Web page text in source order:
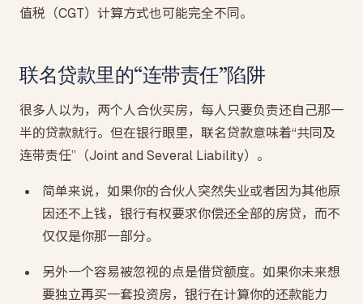
值税（CGT）计算方式也可能完全不同。
联名贷款里的“连带责任”陷阱
很多人以为，两个人合伙买房，每人只要负责还自己那一
半的贷款就行。但在银行眼里，联名贷款意味着“共同及
连带责任”（Joint and Several Liability）。
简单来说，如果你的合伙人突然失业或者因为其他原
因还不上钱，银行有权要求你偿还全部的房贷，而不
仅仅是你那一部分。
另外一个容易被忽视的点是借贷额度。如果你未来想
要独立再买一套投资房，银行在计算你的还款能力